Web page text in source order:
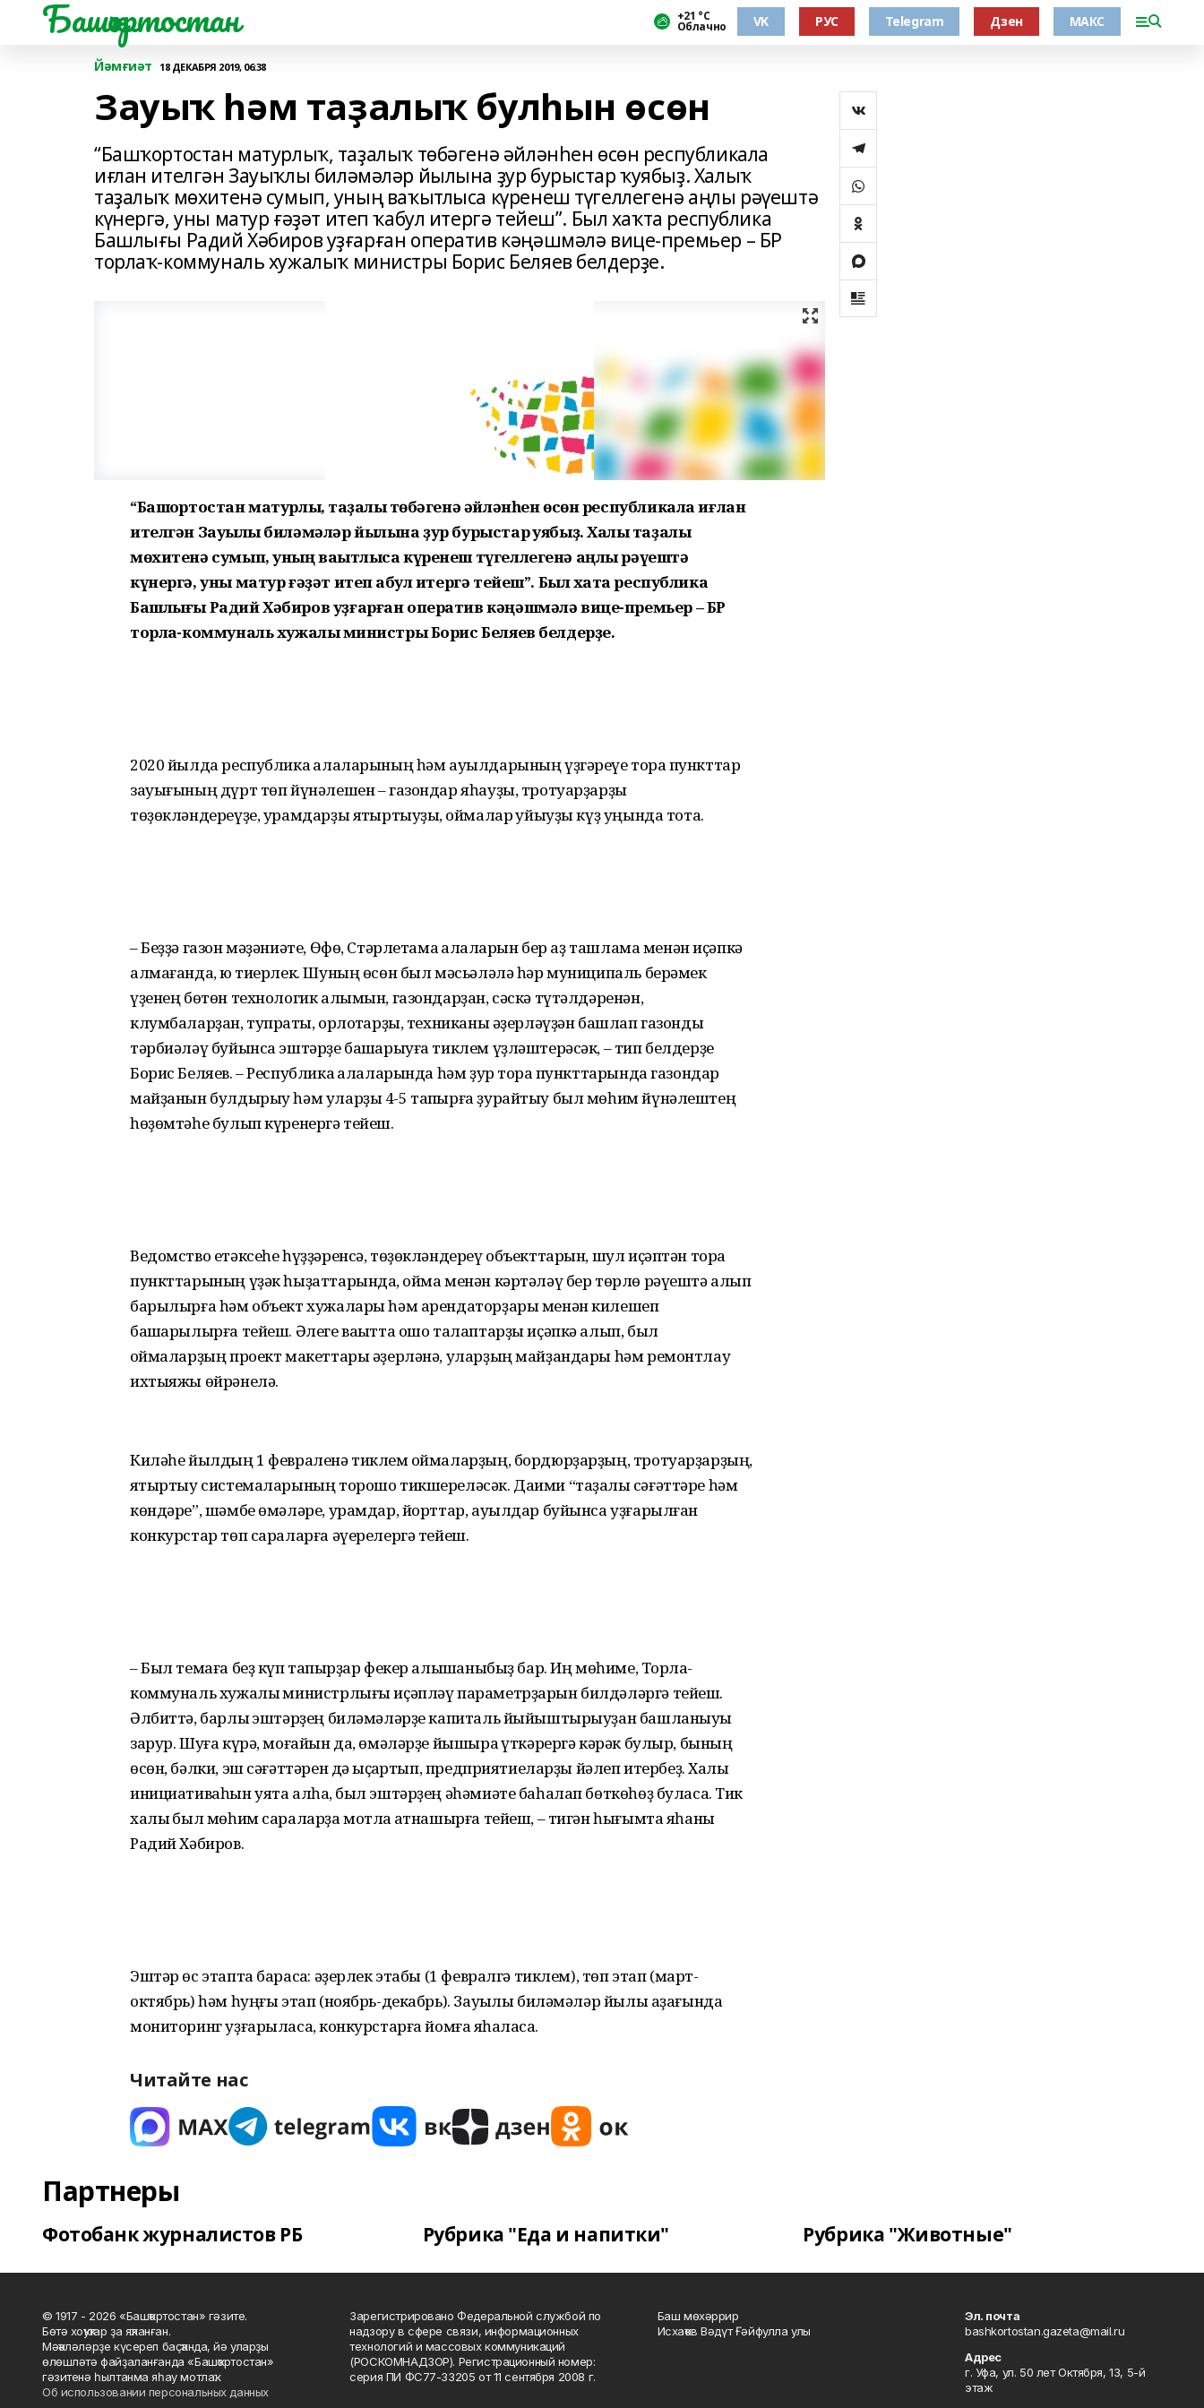
Башҡортостан +21 °С
Облачно VK РУС Telegram Дзен МАКС
Йәмғиәт 18 ДЕКАБРЯ 2019, 06:38
Зауыҡ һәм таҙалыҡ булһын өсөн
“Башҡортостан матурлыҡ, таҙалыҡ төбәгенә әйләнһен өсөн республикала
иғлан ителгән Зауыҡлы биләмәләр йылына ҙур бурыстар ҡуябыҙ. Халыҡ
таҙалыҡ мөхитенә сумып, уның ваҡытлыса күренеш түгеллегенә аңлы рәүештә
күнергә, уны матур ғәҙәт итеп ҡабул итергә тейеш”. Был хаҡта республика
Башлығы Радий Хәбиров уҙғарған оператив кәңәшмәлә вице-премьер – БР
торлаҡ-коммуналь хужалыҡ министры Борис Беляев белдерҙе.
“Башҡортостан матурлыҡ, таҙалыҡ төбәгенә әйләнһен өсөн республикала иғлан
ителгән Зауыҡлы биләмәләр йылына ҙур бурыстар ҡуябыҙ. Халыҡ таҙалыҡ
мөхитенә сумып, уның ваҡытлыса күренеш түгеллегенә аңлы рәүештә
күнергә, уны матур ғәҙәт итеп ҡабул итергә тейеш”. Был хаҡта республика
Башлығы Радий Хәбиров уҙғарған оператив кәңәшмәлә вице-премьер – БР
торлаҡ-коммуналь хужалыҡ министры Борис Беляев белдерҙе.
2020 йылда республика ҡалаларының һәм ауылдарының үҙгәреүе тораҡ пункттар
зауығының дүрт төп йүнәлешен – газондар яһауҙы, тротуарҙарҙы
төҙөкләндереүҙе, урамдарҙы яҡтыртыуҙы, ҡоймалар ҡуйыуҙы күҙ уңында тота.
– Беҙҙә газон мәҙәниәте, Өфө, Стәрлетамаҡ ҡалаларын бер аҙ ташлама менән иҫәпкә
алмағанда, юҡ тиерлек. Шу­ның өсөн был мәсьәләлә һәр муниципаль берәмек
үҙенең бөтөн технологик алымын, газондарҙан, сәскә түтәлдәренән,
клумбаларҙан, тупраҡты, орлоҡтарҙы, техниканы әҙерләүҙән башлап газонды
тәрбиәләү буйынса эштәрҙе башҡарыуға тик­лем үҙләштерәсәк, – тип белдерҙе
Борис Беляев. – Рес­публика ҡалаларында һәм ҙур тораҡ пункттарында газондар
майҙанын булдырыу һәм уларҙы 4-5 тапҡырға ҙурайтыу был мөһим йүнәлештең
һөҙөмтәһе булып күренергә тейеш.
Ведомство етәксеһе һүҙҙәренсә, төҙөкләндереү объект­тарын, шул иҫәптән тораҡ
пункттарының үҙәк һыҙат­тарында, ҡойма менән кәртәләү бер төрлө рәүештә алып
барылырға һәм объект хужалары һәм арендаторҙары менән килешеп
башҡарылырға тейеш. Әлеге ваҡытта ошо талаптарҙы иҫәпкә алып, был
ҡоймаларҙың проект макеттары әҙерләнә, уларҙың майҙандары һәм ремонтлау
ихтыяжы өйрәнелә.
Киләһе йылдың 1 февраленә тиклем ҡоймаларҙың, бор­дюрҙарҙың, тротуарҙарҙың,
яҡтыртыу системаларының торошо тикшереләсәк. Даими “таҙалыҡ сәғәттәре һәм
көндәре”, шәмбе өмәләре, урамдар, йорттар, ауылдар буйынса уҙғарылған
конкурстар төп сараларға әүерелергә тейеш.
– Был темаға беҙ күп тапҡырҙар фекер алышҡаныбыҙ бар. Иң мөһиме, Торлаҡ-
коммуналь хужалыҡ министрлығы иҫәпләү параметрҙарын билдәләргә тейеш.
Әлбиттә, барлыҡ эштәрҙең биләмәләрҙе капиталь йыйыштырыуҙан башланыуы
зарур. Шуға күрә, моғайын да, өмәләрҙе йышыраҡ үткәрергә кәрәк булыр, бының
өсөн, бәлки, эш сәғәттәрен дә ҡыҫҡартып, предприя­тиеларҙы йәлеп итербеҙ. Халыҡ
инициативаһын уята алһаҡ, был эштәрҙең әһәмиәте баһалап бөткөһөҙ буласаҡ. Тик
халыҡ был мөһим сараларҙа мотлаҡ ҡатнашырға тейеш, – тигән һығымта яһаны
Радий Хәбиров.
Эштәр өс этапта барасаҡ: әҙерлек этабы (1 февралгә тиклем), төп этап (март-
октябрь) һәм һуңғы этап (ноябрь-декабрь). Зауыҡлы биләмәләр йылы аҙағында
мониторинг уҙғарыласаҡ, конкурстарға йомғаҡ яһаласаҡ.
Читайте нас
Партнеры
Фотобанк журналистов РБ Рубрика "Еда и напитки" Рубрика "Животные"
© 1917 - 2026 «Башҡортостан» гәзите.
Бөтә хоҡуҡтар ҙа яҡланған.
Мәҡәләләрҙе күсереп баҫҡанда, йә уларҙы
өлөшләтә файҙаланғанда «Башҡортостан»
гәзитенә һылтанма яһау мотлаҡ.
Об использовании персональных данных
Зарегистрировано Федеральной службой по
надзору в сфере связи, информационных
технологий и массовых коммуникаций
(РОСКОМНАДЗОР). Регистрационный номер:
серия ПИ ФС77-33205 от 11 сентября 2008 г.
Баш мөхәррир
Исхаҡов Вәдүт Ғәйфулла улы
Эл. почта
bashkortostan.gazeta@mail.ru
Адрес
г. Уфа, ул. 50 лет Октября, 13, 5-й
этаж